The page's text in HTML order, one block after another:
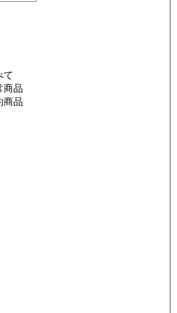
て
商品
商品